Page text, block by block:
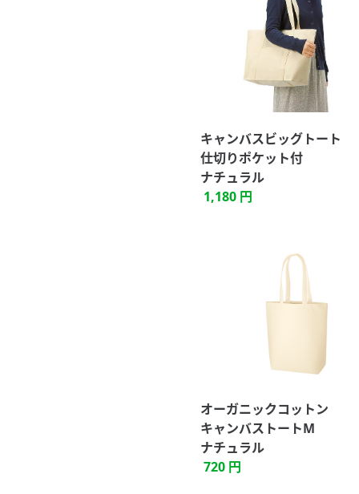
キャンバスビッグトート
仕切りポケット付
ナチュラル
1,180 円
オーガニックコットン
キャンバストートM
ナチュラル
720 円